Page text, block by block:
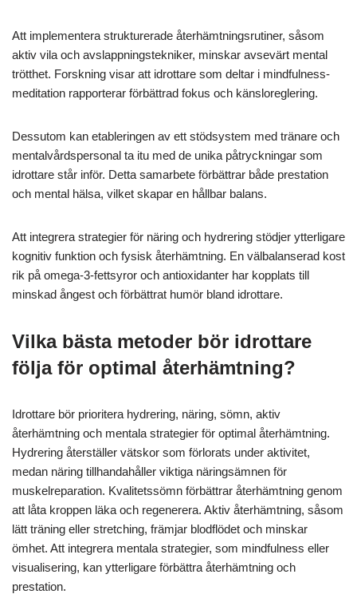
Att implementera strukturerade återhämtningsrutiner, såsom
aktiv vila och avslappningstekniker, minskar avsevärt mental
trötthet. Forskning visar att idrottare som deltar i mindfulness-
meditation rapporterar förbättrad fokus och känsloreglering.
Dessutom kan etableringen av ett stödsystem med tränare och
mentalvårdspersonal ta itu med de unika påtryckningar som
idrottare står inför. Detta samarbete förbättrar både prestation
och mental hälsa, vilket skapar en hållbar balans.
Att integrera strategier för näring och hydrering stödjer ytterligare
kognitiv funktion och fysisk återhämtning. En välbalanserad kost
rik på omega-3-fettsyror och antioxidanter har kopplats till
minskad ångest och förbättrat humör bland idrottare.
Vilka bästa metoder bör idrottare
följa för optimal återhämtning?
Idrottare bör prioritera hydrering, näring, sömn, aktiv
återhämtning och mentala strategier för optimal återhämtning.
Hydrering återställer vätskor som förlorats under aktivitet,
medan näring tillhandahåller viktiga näringsämnen för
muskelreparation. Kvalitetssömn förbättrar återhämtning genom
att låta kroppen läka och regenerera. Aktiv återhämtning, såsom
lätt träning eller stretching, främjar blodflödet och minskar
ömhet. Att integrera mentala strategier, som mindfulness eller
visualisering, kan ytterligare förbättra återhämtning och
prestation.